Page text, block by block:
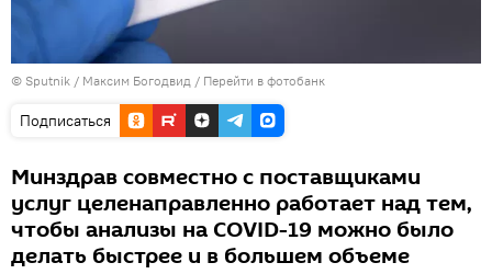
© Sputnik / Максим Богодвид / Перейти в фотобанк
Подписаться
Минздрав совместно с поставщиками
услуг целенаправленно работает над тем,
чтобы анализы на COVID-19 можно было
делать быстрее и в большем объеме